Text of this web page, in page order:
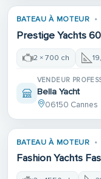
BATEAU À MOTEUR
Prestige Yachts 60
2 × 700 ch
VENDEUR
Bella Yacht
06150 Cannes
BATEAU À MOTEUR
Fashion Yachts